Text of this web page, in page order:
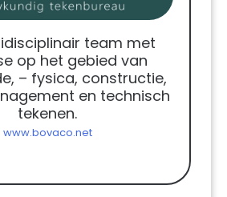
team met
op het gebied van
– fysica, constructie,
en technisch
tekenen.
www.bovaco.net